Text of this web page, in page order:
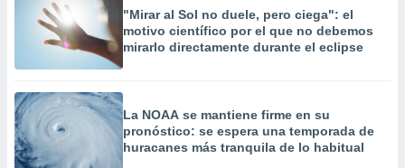
crear un
contenido
medir el
la
el
del
"Mirar al Sol no duele, pero ciega": el
motivo científico por el que no debemos
mirarlo directamente durante el eclipse
La NOAA se mantiene firme en su
pronóstico: se espera una temporada de
huracanes más tranquila de lo habitual